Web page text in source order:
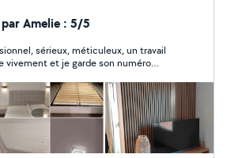
serrure,poignée *Petite
*Petite électricité
*Plomberie (pose
de douche,joint
débouchage
démontage/pose tout type de
artificiel)
Amelie : 5/5
sérieux, méticuleux, un travail
vivement et je garde son numéro